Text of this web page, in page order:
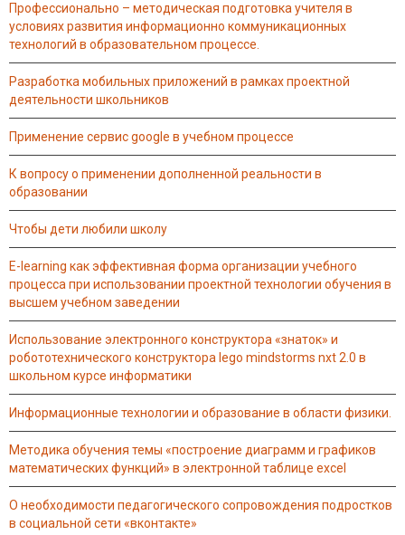
профессионально – методическая подготовка учителя в
условиях развития информационно коммуникационных
технологий в образовательном процессе.
разработка мобильных приложений в рамках проектной
деятельности школьников
применение сервис google в учебном процессе
к вопросу о применении дополненной реальности в
образовании
чтобы дети любили школу
e-learning как эффективная форма организации учебного
процесса при использовании проектной технологии обучения в
высшем учебном заведении
использование электронного конструктора «знаток» и
робототехнического конструктора lego mindstorms nxt 2.0 в
школьном курсе информатики
информационные технологии и образование в области физики.
методика обучения темы «построение диаграмм и графиков
математических функций» в электронной таблице excel
о необходимости педагогического сопровождения подростков
в социальной сети «вконтакте»